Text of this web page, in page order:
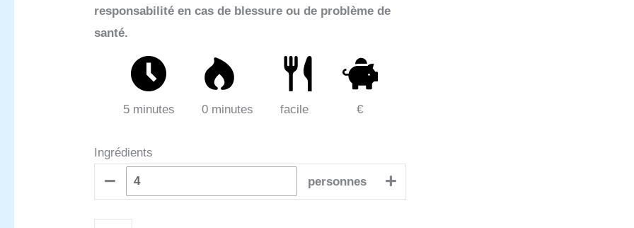
responsabilité en cas de blessure ou de problème de
santé.
5 minutes 0 minutes facile €
Ingrédients
personnes